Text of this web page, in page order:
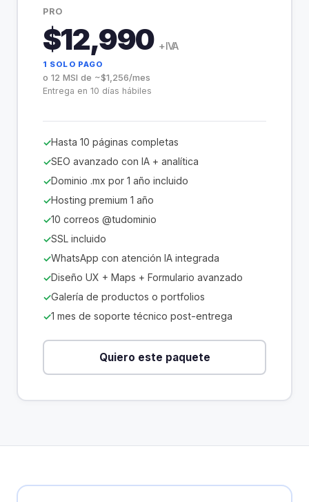
PRO
$12,990 + IVA
1 SOLO PAGO
o 12 MSI de ~$1,256/mes
Entrega en 10 días hábiles
Hasta 10 páginas completas
SEO avanzado con IA + analítica
Dominio .mx por 1 año incluido
Hosting premium 1 año
10 correos @tudominio
SSL incluido
WhatsApp con atención IA integrada
Diseño UX + Maps + Formulario avanzado
Galería de productos o portfolios
1 mes de soporte técnico post-entrega
Quiero este paquete